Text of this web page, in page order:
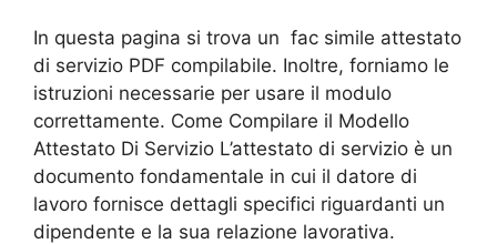
In questa pagina si trova un fac simile attestato
di servizio PDF compilabile. Inoltre, forniamo le
istruzioni necessarie per usare il modulo
correttamente. Come Compilare il Modello
Attestato Di Servizio L’attestato di servizio è un
documento fondamentale in cui il datore di
lavoro fornisce dettagli specifici riguardanti un
dipendente e la sua relazione lavorativa.